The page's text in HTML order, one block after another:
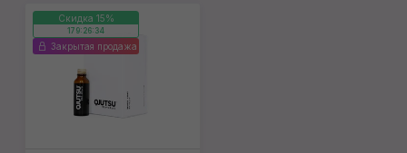
Скидка 15%
179:26:34
Закрытая продажа